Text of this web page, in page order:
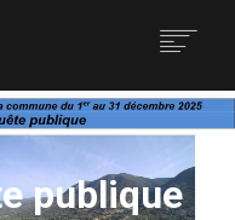
publique